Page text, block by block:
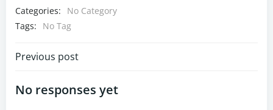
Categories:
No Category
Tags:
No Tag
Post
navigation
Previous post
No responses yet